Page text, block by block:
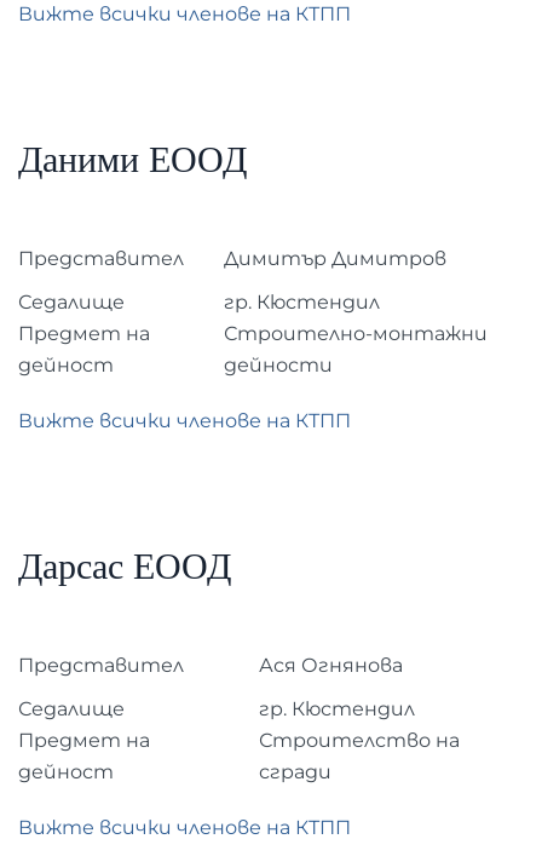
Вижте всички членове на КТПП
Даними ЕООД
Представител
Димитър Димитров
Седалище
гр. Кюстендил
Предмет на
дейност
Строително-монтажни
дейности
Вижте всички членове на КТПП
Дарсас ЕООД
Представител
Ася Огнянова
Седалище
гр. Кюстендил
Предмет на
дейност
Строителство на
сгради
Вижте всички членове на КТПП